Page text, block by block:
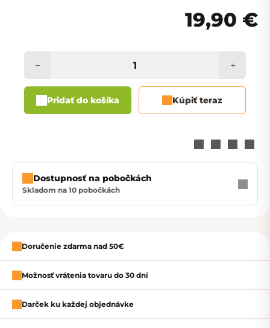
19,90 €
+
−
Pridať do košíka Kúpiť teraz
Zavrieť
Dostupnosť na pobočkách
Skladom na 10 pobočkách
Doručenie zdarma nad 50€
Možnosť vrátenia tovaru do 30 dní
Darček ku každej objednávke